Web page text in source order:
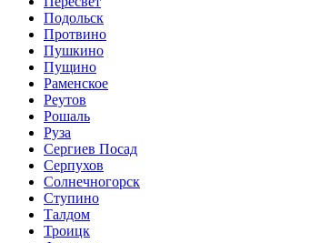
Подольск
Протвино
Пушкино
Пущино
Раменское
Реутов
Рошаль
Руза
Сергиев Посад
Серпухов
Солнечногорск
Ступино
Талдом
Троицк